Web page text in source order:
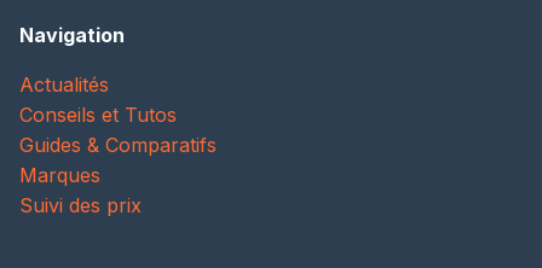
Navigation
Actualités
Conseils et Tutos
Guides & Comparatifs
Marques
Suivi des prix